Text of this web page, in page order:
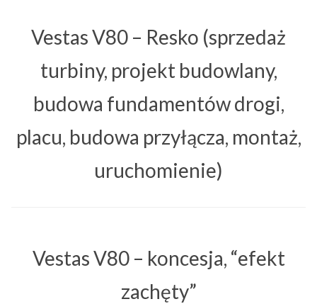
Vestas V80 – Resko (sprzedaż
turbiny, projekt budowlany,
budowa fundamentów drogi,
placu, budowa przyłącza, montaż,
uruchomienie)
Vestas V80 – koncesja, “efekt
zachęty”